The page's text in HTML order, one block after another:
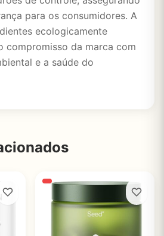
para os consumidores. A
ecologicamente
compromisso da marca com
e a saúde do